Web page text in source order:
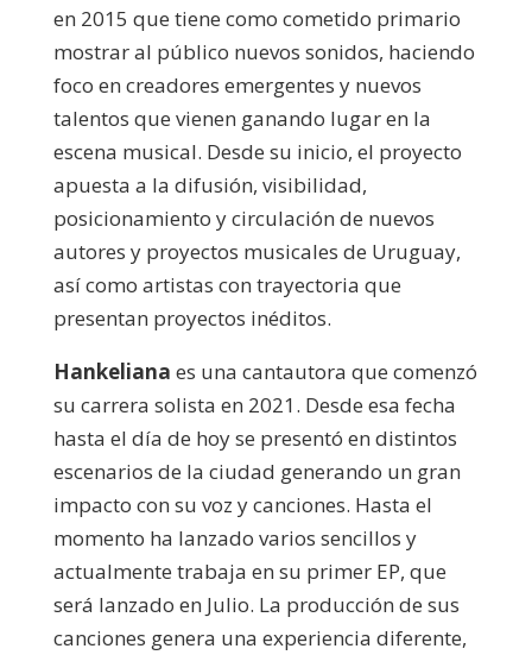
en 2015 que tiene como cometido primario
mostrar al público nuevos sonidos, haciendo
foco en creadores emergentes y nuevos
talentos que vienen ganando lugar en la
escena musical. Desde su inicio, el proyecto
apuesta a la difusión, visibilidad,
posicionamiento y circulación de nuevos
autores y proyectos musicales de Uruguay,
así como artistas con trayectoria que
presentan proyectos inéditos.
Hankeliana es una cantautora que comenzó
su carrera solista en 2021. Desde esa fecha
hasta el día de hoy se presentó en distintos
escenarios de la ciudad generando un gran
impacto con su voz y canciones. Hasta el
momento ha lanzado varios sencillos y
actualmente trabaja en su primer EP, que
será lanzado en Julio. La producción de sus
canciones genera una experiencia diferente,